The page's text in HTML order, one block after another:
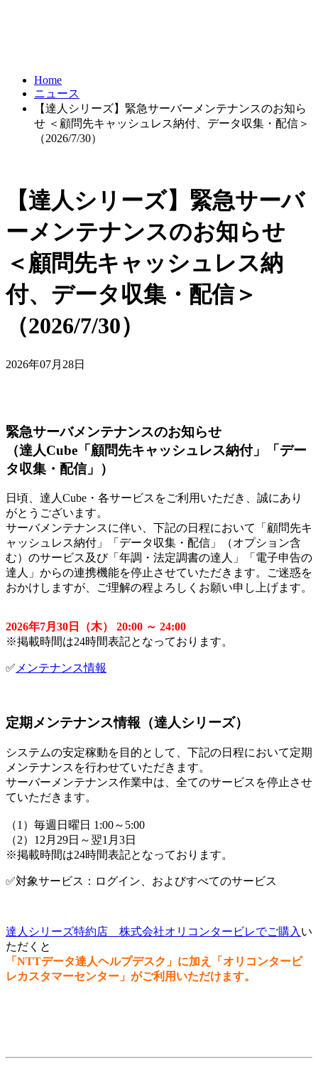
Home
ニュース
【達人シリーズ】緊急サーバーメンテナンスのお知ら
せ ＜顧問先キャッシュレス納付、データ収集・配信＞
（2026/7/30）
【達人シリーズ】緊急サーバ
ーメンテナンスのお知らせ
＜顧問先キャッシュレス納
付、データ収集・配信＞
（2026/7/30）
2026年07月28日
緊急サーバメンテナンスのお知らせ
（達人Cube「顧問先キャッシュレス納付」「デー
タ収集・配信」）
日頃、達人Cube・各サービスをご利用いただき、誠にあり
がとうございます。
サーバメンテナンスに伴い、下記の日程において「顧問先キ
ャッシュレス納付」「データ収集・配信」（オプション含
む）のサービス及び「年調・法定調書の達人」「電子申告の
達人」からの連携機能を停止させていただきます。ご迷惑を
おかけしますが、ご理解の程よろしくお願い申し上げます。
2026年7月30日（木） 20:00 ～ 24:00
※掲載時間は24時間表記となっております。
✅ メンテナンス情報
定期メンテナンス情報（達人シリーズ）
システムの安定稼動を目的として、下記の日程において定期
メンテナンスを行わせていただきます。
サーバーメンテナンス作業中は、全てのサービスを停止させ
ていただきます。
（1）毎週日曜日 1:00～5:00
（2）12月29日～翌1月3日
※掲載時間は24時間表記となっております。
✅対象サービス：ログイン、およびすべてのサービス
達人シリーズ特約店 株式会社オリコンタービレでご購入 い
ただくと
「NTTデータ達人ヘルプデスク」に加え「オリコンタービ
レカスタマーセンター」がご利用いただけます。